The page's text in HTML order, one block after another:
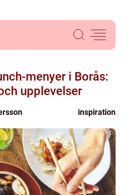
menyer i Borås:
upplevelser
inspiration